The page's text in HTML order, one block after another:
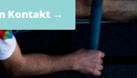
Kontakt →